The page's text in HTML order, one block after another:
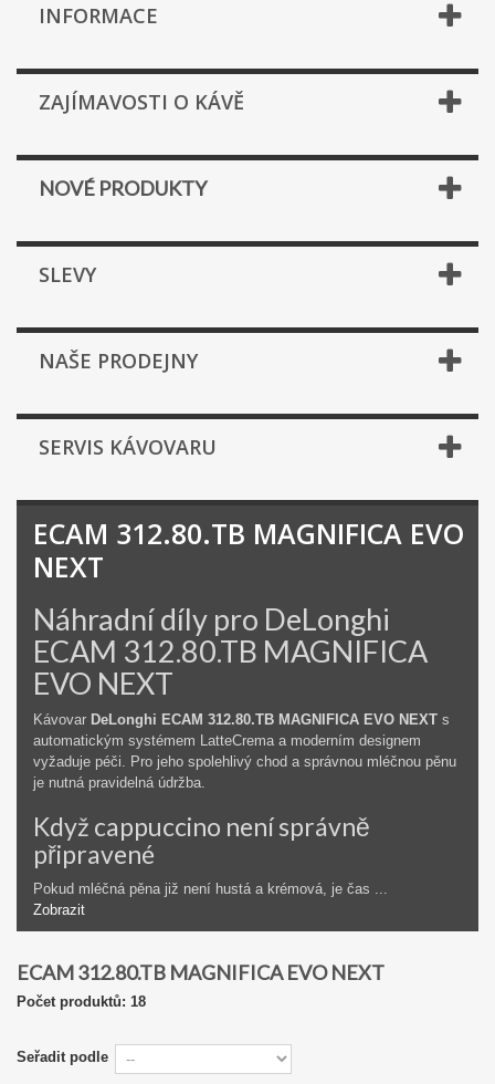
INFORMACE
ZAJÍMAVOSTI O KÁVĚ
NOVÉ PRODUKTY
SLEVY
NAŠE PRODEJNY
SERVIS KÁVOVARU
ECAM 312.80.TB MAGNIFICA EVO
NEXT
Náhradní díly pro DeLonghi
ECAM 312.80.TB MAGNIFICA
EVO NEXT
Kávovar DeLonghi ECAM 312.80.TB MAGNIFICA EVO NEXT s
automatickým systémem LatteCrema a moderním designem
vyžaduje péči. Pro jeho spolehlivý chod a správnou mléčnou pěnu
je nutná pravidelná údržba.
Když cappuccino není správně
připravené
Pokud mléčná pěna již není hustá a krémová, je čas ...
Zobrazit
ECAM 312.80.TB MAGNIFICA EVO NEXT
Počet produktů: 18
Seřadit podle